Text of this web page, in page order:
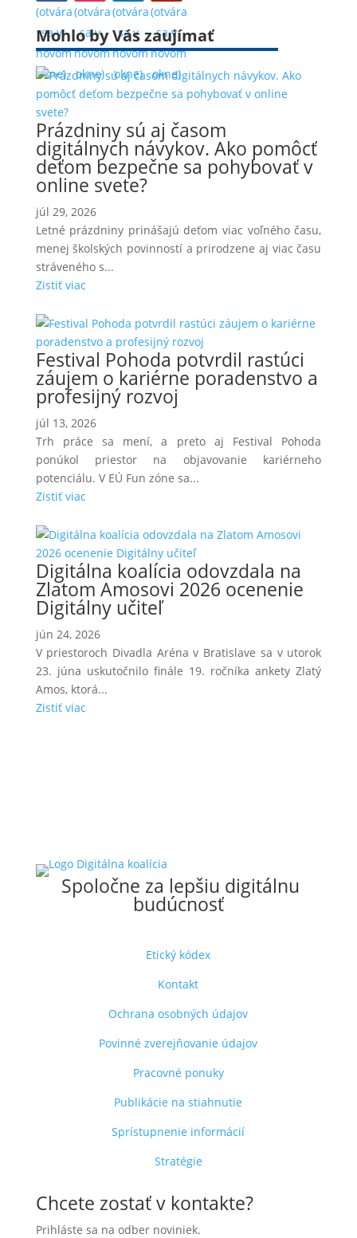
(otvára
sa v
novom
okne)
(otvára
sa v
novom
okne)
(otvára
sa v
novom
okne)
(otvára
sa v
novom
okne)
Mohlo by Vás zaujímať
Prázdniny sú aj časom
digitálnych návykov. Ako pomôcť
deťom bezpečne sa pohybovať v
online svete?
júl 29, 2026
Letné prázdniny prinášajú deťom viac voľného času,
menej školských povinností a prirodzene aj viac času
stráveného s...
Zistiť viac
Festival Pohoda potvrdil rastúci
záujem o kariérne poradenstvo a
profesijný rozvoj
júl 13, 2026
Trh práce sa mení, a preto aj Festival Pohoda
ponúkol priestor na objavovanie kariérneho
potenciálu. V EÚ Fun zóne sa...
Zistiť viac
Digitálna koalícia odovzdala na
Zlatom Amosovi 2026 ocenenie
Digitálny učiteľ
jún 24, 2026
V priestoroch Divadla Aréna v Bratislave sa v utorok
23. júna uskutočnilo finále 19. ročníka ankety Zlatý
Amos, ktorá...
Zistiť viac
Spoločne za lepšiu digitálnu
budúcnosť
Etický kódex
Kontakt
Ochrana osobných údajov
Povinné zverejňovanie údajov
Pracovné ponuky
Publikácie na stiahnutie
Sprístupnenie informácií
Stratégie
Chcete zostať v kontakte?
Prihláste sa na odber noviniek.